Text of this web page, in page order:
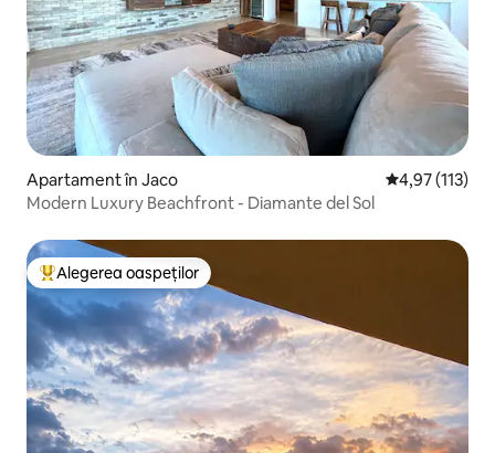
Apartament în Jaco Scor mediu
4,97 (113)
Modern Luxury Beachfront - Diamante del Sol
Locuință din topul categoriei Alegerea oaspeților
Alegerea oaspeților